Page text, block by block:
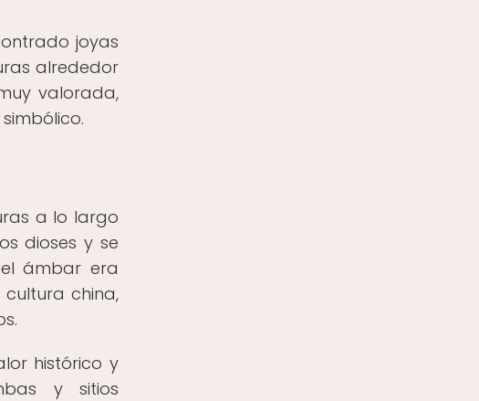
joyas
alrededor
valorada,
a lo largo
dioses y se
ámbar era
china,
histórico y
y sitios